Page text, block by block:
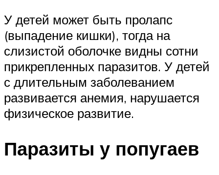
У детей может быть пролапс
(выпадение кишки), тогда на
слизистой оболочке видны сотни
прикрепленных паразитов. У детей
с длительным заболеванием
развивается анемия, нарушается
физическое развитие.
Паразиты у попугаев